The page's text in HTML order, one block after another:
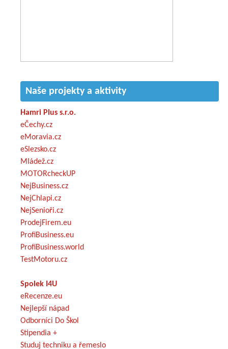
Naše projekty a aktivity
Hamri Plus s.r.o.
eČechy.cz
eMoravia.cz
eSlezsko.cz
Mládež.cz
MOTORcheckUP
NejBusiness.cz
NejChlapi.cz
NejSenioři.cz
ProdejFirem.eu
ProfiBusiness.eu
ProfiBusiness.world
TestMotoru.cz
Spolek I4U
eRecenze.eu
Nejlepší nápad
Odborníci Do Škol
Stipendia +
Studuj techniku a řemeslo